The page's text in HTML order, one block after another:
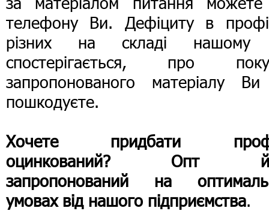
телефону Ви. Дефіциту в
різних на складі нашому
спостерігається, про
запропонованого матеріалу
пошкодуєте.
Хочете придбати
оцинкований? Опт
запропонований на
умовах від нашого підприємства.